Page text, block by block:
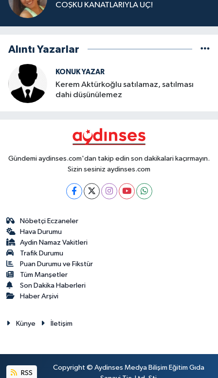
COŞKU KANATLARIYLA UÇ!
Alıntı Yazarlar
KONUK YAZAR
Kerem Aktürkoğlu satılamaz, satılması
dahi düşünülemez
Gündemi aydinses.com'dan takip edin son dakikalari kaçırmayın.
Sizin sesiniz aydinses.com
Nöbetçi Eczaneler
Hava Durumu
Aydin Namaz Vakitleri
Trafik Durumu
Puan Durumu ve Fikstür
Tüm Manşetler
Son Dakika Haberleri
Haber Arşivi
Künye İletişim
RSS
Copyright © Aydinses Medya Bilişim Eğitim Gıda